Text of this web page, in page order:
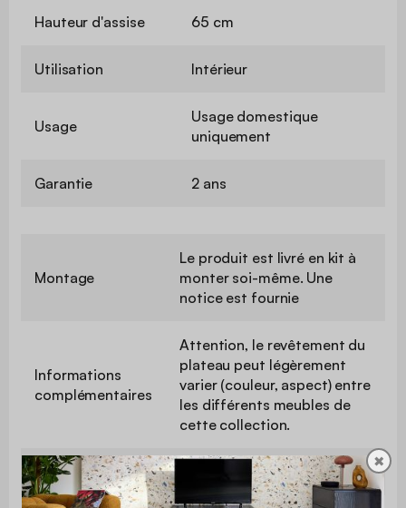
Hauteur d'assise 65 cm
Utilisation Intérieur
Usage
Usage domestique
uniquement
Garantie 2 ans
Montage
Le produit est livré en kit à
monter soi-même. Une
notice est fournie
Informations
complémentaires
Attention, le revêtement du
plateau peut légèrement
varier (couleur, aspect) entre
les différents meubles de
cette collection.
Couleur Naturel / Métal noir
✖